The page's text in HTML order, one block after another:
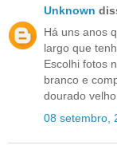
Unknown
Há uns anos
largo que
Escolhi fotos
branco e
dourado
08 setembro,